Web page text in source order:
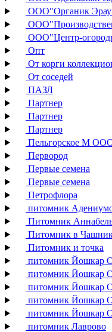
ООО"Органик
ООО"Центр-
Опт
От корги
От соседей
ПАЗЛ
Партнер
Партнер
Партнер
Пельгорское М
Первород
Первые семена
Первые семена
Петрофлора
питомник
Питомник
Питомник в
Питомник и точка
питомник Йошкар
питомник Йошкар
питомник Йошкар
питомник Йошкар
питомник Йошкар
питомник Лаврово